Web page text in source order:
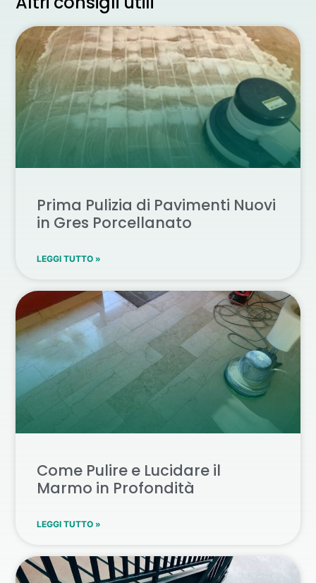
Prima Pulizia di Pavimenti Nuovi
in Gres Porcellanato
LEGGI TUTTO »
Come Pulire e Lucidare il
Marmo in Profondità
LEGGI TUTTO »